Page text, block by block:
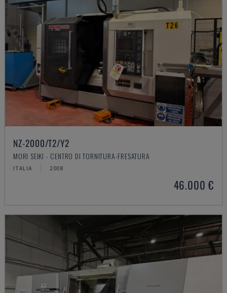
NZ-2000/T2/Y2
MORI SEIKI - CENTRO DI TORNITURA-FRESATURA
ITALIA 2008
46.000 €